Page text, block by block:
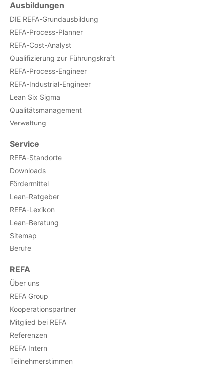
Ausbildungen
DIE REFA-Grundausbildung
REFA-Process-Planner
REFA-Cost-Analyst
Qualifizierung zur Führungskraft
REFA-Process-Engineer
REFA-Industrial-Engineer
Lean Six Sigma
Qualitätsmanagement
Verwaltung
Service
REFA-Standorte
Downloads
Fördermittel
Lean-Ratgeber
REFA-Lexikon
Lean-Beratung
Sitemap
Berufe
REFA
Über uns
REFA Group
Kooperationspartner
Mitglied bei REFA
Referenzen
REFA Intern
Teilnehmerstimmen